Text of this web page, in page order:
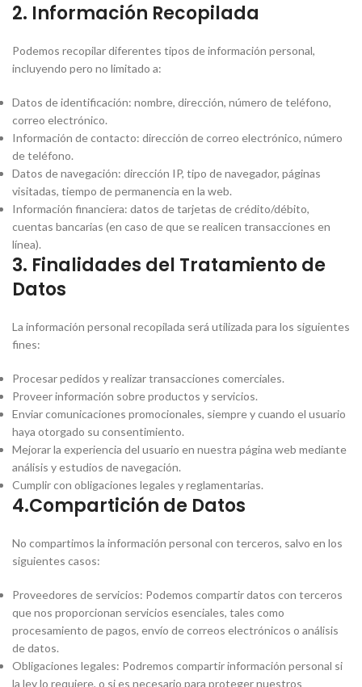
2. Información Recopilada
Podemos recopilar diferentes tipos de información personal,
incluyendo pero no limitado a:
Datos de identificación: nombre, dirección, número de teléfono,
correo electrónico.
Información de contacto: dirección de correo electrónico, número
de teléfono.
Datos de navegación: dirección IP, tipo de navegador, páginas
visitadas, tiempo de permanencia en la web.
Información financiera: datos de tarjetas de crédito/débito,
cuentas bancarias (en caso de que se realicen transacciones en
línea).
3. Finalidades del Tratamiento de
Datos
La información personal recopilada será utilizada para los siguientes
fines:
Procesar pedidos y realizar transacciones comerciales.
Proveer información sobre productos y servicios.
Enviar comunicaciones promocionales, siempre y cuando el usuario
haya otorgado su consentimiento.
Mejorar la experiencia del usuario en nuestra página web mediante
análisis y estudios de navegación.
Cumplir con obligaciones legales y reglamentarias.
4.Compartición de Datos
No compartimos la información personal con terceros, salvo en los
siguientes casos:
Proveedores de servicios: Podemos compartir datos con terceros
que nos proporcionan servicios esenciales, tales como
procesamiento de pagos, envío de correos electrónicos o análisis
de datos.
Obligaciones legales: Podremos compartir información personal si
la ley lo requiere, o si es necesario para proteger nuestros